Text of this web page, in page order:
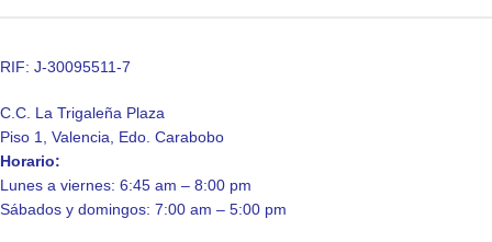
RIF: J-30095511-7
C.C. La Trigaleña Plaza
Piso 1, Valencia, Edo. Carabobo
Horario:
Lunes a viernes: 6:45 am – 8:00 pm
Sábados y domingos: 7:00 am – 5:00 pm